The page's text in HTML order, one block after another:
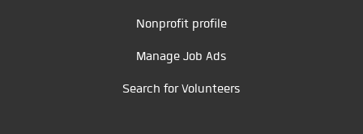
Nonprofit profile
Manage Job Ads
Search for Volunteers